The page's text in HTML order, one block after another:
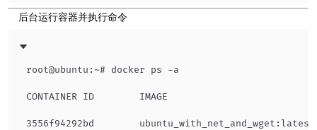
​ 后台运行容器并执行命令
root@ubuntu:~# docker ps -a
CONTAINER ID        IMAGE
3556f94292bd